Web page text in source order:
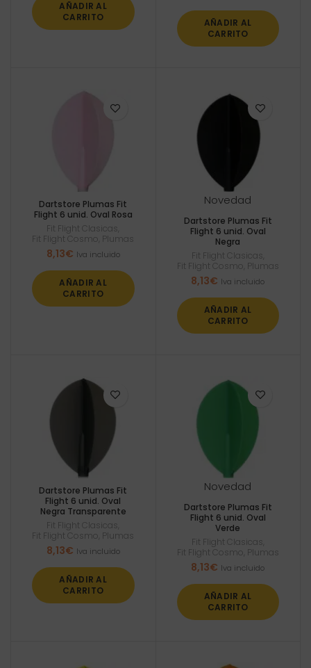
AÑADIR AL
CARRITO
AÑADIR AL
CARRITO
Dartstore Plumas Fit
Flight 6 unid. Oval Rosa
Fit Flight Clasicas
Fit Flight Cosmo Plumas
8,13€ Iva incluido
AÑADIR AL
CARRITO
Novedad
Dartstore Plumas Fit
Flight 6 unid. Oval
Negra
Fit Flight Clasicas
Fit Flight Cosmo Plumas
8,13€ Iva incluido
AÑADIR AL
CARRITO
Dartstore Plumas Fit
Flight 6 unid. Oval
Negra Transparente
Fit Flight Clasicas
Fit Flight Cosmo Plumas
8,13€ Iva incluido
AÑADIR AL
CARRITO
Novedad
Dartstore Plumas Fit
Flight 6 unid. Oval
Verde
Fit Flight Clasicas
Fit Flight Cosmo Plumas
8,13€ Iva incluido
AÑADIR AL
CARRITO